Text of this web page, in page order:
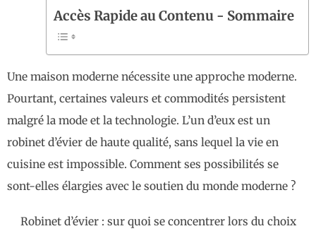
Accès Rapide au Contenu - Sommaire
Une maison moderne nécessite une approche moderne.
Pourtant, certaines valeurs et commodités persistent
malgré la mode et la technologie. L’un d’eux est un
robinet d’évier de haute qualité, sans lequel la vie en
cuisine est impossible. Comment ses possibilités se
sont-elles élargies avec le soutien du monde moderne ?
Robinet d’évier : sur quoi se concentrer lors du choix